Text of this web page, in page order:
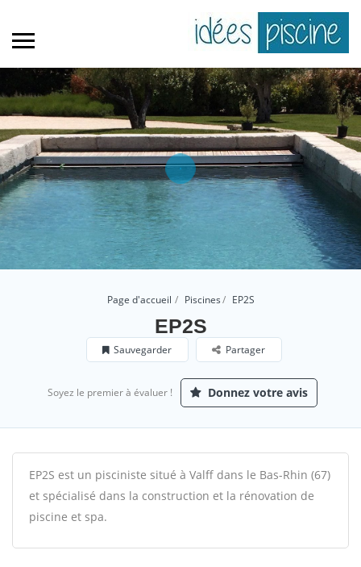
Page d'accueil Piscines EP2S
EP2S
Sauvegarder Partager
Soyez le premier à évaluer ! Donnez votre avis
EP2S est un pisciniste situé à Valff dans le Bas-Rhin (67)
et spécialisé dans la construction et la rénovation de
piscine et spa.